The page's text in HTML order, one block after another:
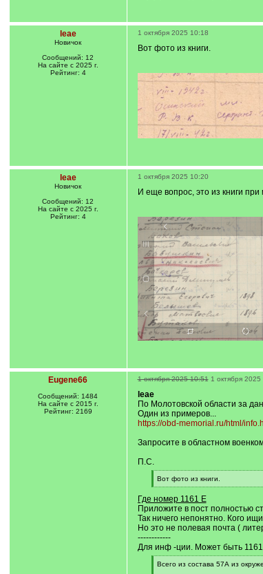
leae
Новичок
Сообщений: 12
На сайте с 2025 г.
Рейтинг: 4
1 октября 2025 10:18
Вот фото из книги.
leae
Новичок
Сообщений: 12
На сайте с 2025 г.
Рейтинг: 4
1 октября 2025 10:20
И еще вопрос, это из книги
Eugene66
Сообщений: 1484
На сайте с 2015 г.
Рейтинг: 2169
1 октября 2025 10:51 1 октября 2025
leae
По Молотовской области за
Один из примеров...
https://obd-memorial.ru/html/
Запросите в областном
П.С.
[
q
Вот фото из книги.
[
q
]
Где номер 1161 Е
Приложите в пост полностью
Так ничего непонятно. Кого
Но это не полевая почта (
------------
Для инф -ции. Может быть 1161
[Всего из состава 57А из